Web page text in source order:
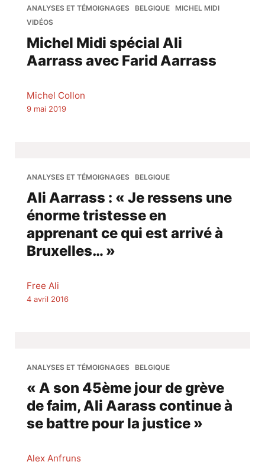
ANALYSES ET TÉMOIGNAGES BELGIQUE
MICHEL MIDI
VIDÉOS
Michel Midi spécial Ali
Aarrass avec Farid Aarrass
Michel Collon
9 mai 2019
ANALYSES ET TÉMOIGNAGES BELGIQUE
Ali Aarrass : « Je ressens une
énorme tristesse en
apprenant ce qui est arrivé à
Bruxelles… »
Free Ali
4 avril 2016
ANALYSES ET TÉMOIGNAGES BELGIQUE
« A son 45ème jour de grève
de faim, Ali Aarass continue à
se battre pour la justice »
Alex Anfruns